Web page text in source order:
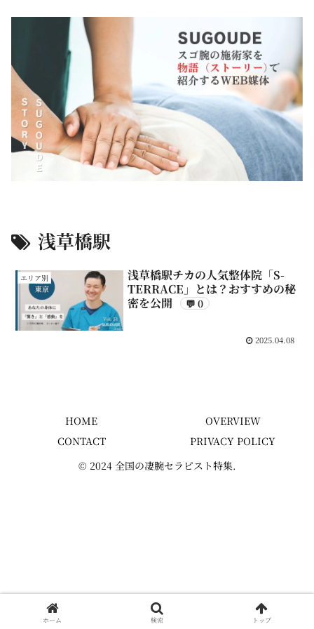
浅草橋駅
エリア別
浅草橋駅チカの人気整体院「S-
TERRACE」とは？おすすめの秘
密を公開
💬 0
2025.04.08
HOME
OVERVIEW
CONTACT
PRIVACY POLICY
© 2024 全国の凄腕セラピスト特集.
ホーム 検索 トップ